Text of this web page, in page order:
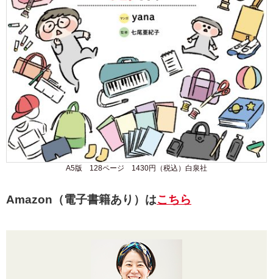
A5版 128ページ 1430円（税込）白泉社
Amazon（電子書籍あり）はこちら